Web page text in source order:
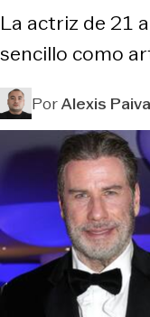
La actriz de 21
sencillo como
PorAlexis